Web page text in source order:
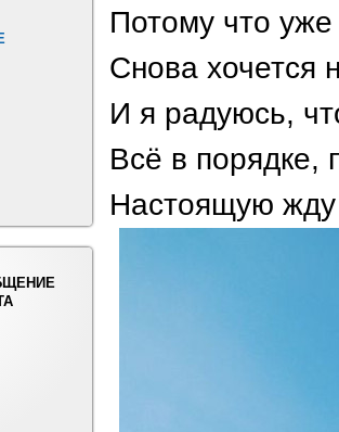
Потому что
Снова хочется
И я радуюсь,
Всё в порядке,
Настоящую жду